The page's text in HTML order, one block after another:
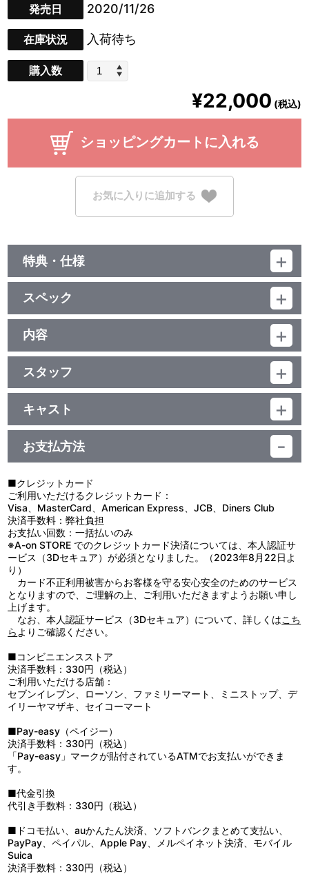
発売日 2020/11/26
在庫状況 入荷待ち
購入数
¥22,000 (税込)
ショッピングカートに入れる
お気に入りに追加する
特典・仕様
特典
■特典ディスク（Blu-ray）
＜収録内容＞
・「機動戦士ガンダム 光る命Chronicle U.C.」
宇宙世紀を描いたシリーズ全ての映像を、新作パートを交えなが
ら作品の垣根を越えて再構成した映像特典
・ブックレットデジタルアーカイブ（※静止画）
※2008年発売の「機動戦士Ｚガンダム メモリアルボックス
Part.Ⅰ」（BCXA-0126）封入特典の解説書をデジタルアーカイブで
再収録！
映像特典
ノンクレジットオープニング①、ノンクレジットエンディング
他、仕様
・特製収納ケース
作品ごとに舞台となる宇宙世紀の年号が入っている統一感のある
デザイン仕様です。
スペック
品番：BCXA-1481
ジャンル：TVアニメ
本編ディスク：［本編６０５分＋特典３分］＋特典ディスク：４４
分
本編ﾃﾞｨｽｸ：ﾘﾆｱPCM(ﾓﾉﾗﾙ)／AVC／BD50G×5枚／4:3<1080p High
Definition>／日本語･英語･中国語繁体字(台湾･香港)･中国語簡体字
字幕付(ON･OFF可能)
特典ﾃﾞｨｽｸ：ﾘﾆｱPCM(ｽﾃﾚｵ)／AVC／BD25G×1枚／16:9<1080p
High Definition>／日本語･英語･中国語繁体字(台湾･香港)･中国語簡
体字字幕付(ON･OFF可能)／カラー／確652分／2巻
内容
制作年度：1985年
【25話収録】
第1話「黒いガンダム」／第2話「旅立ち」／第3話「カプセルの
中」／第4話「エマの脱走」
第5話「父と子と…」／第6話「地球圏へ」／第7話「サイド１の脱
出」／第8話「月の裏側」
第9話「新しい絆」／第10話「再会」／第11話「大気圏突入」／第
12話「ジャブローの風」
の出撃」／第16話「白い闇を抜けて」
第17話「ホンコン・シティ」／第18話「とらわれたミライ」／第19
話「シンデレラ・フォウ」／第20話「灼熱の脱出」
第21話「ゼータの鼓動」／第22話「シロッコの眼」／第23話「ム
ーン・アタック」／第24話「反撃」
第25話「コロニーが落ちる日」
ジオン公国との一年戦争から7年。新たな戦乱が宇宙に起きよう
としていた。連邦軍のエリート集団ティターンズがスペースノイド
を抑圧しようとしていたのだ。
スタッフ
企画：日本サンライズ（現：サンライズ）／原案：矢立 肇／原作・
総監督：富野由悠季／ キャラクターデザイン：安彦良和／メカニカ
ルデザイン：大河原邦男・藤田一己／デザインワークス：永野 護／
音楽：三枝成章（現：三枝成彰）／美術：東 潤一／色彩設定：高島
清子／撮影監督：斉藤秋男／編集：布施由美子／音響監督：藤野貞
義／音響制作：千田啓子／制作：名古屋テレビ・創通エージェンシ
キャスト
カミーユ：飛田展男／シャア：池田秀一／ファ：松岡ミユキ／エ
マ：岡本麻弥／ブライト：鈴置洋孝／ジェリド：井上和彦／バス
ク：郷里大輔／レコア：勝生真沙子／フォウ：島津冴子／ロザミ
チカ：川村万梨阿／カイ：古谷登志夫／ナレーター：小杉十郎太
他
お支払方法
■クレジットカード
ご利用いただけるクレジットカード：
Visa、MasterCard、American Express、JCB、Diners Club
決済手数料：弊社負担
お支払い回数：一括払いのみ
※A-on STORE でのクレジットカード決済については、本人認証サ
ービス（3Dセキュア）が必須となりました。（2023年8月22日よ
り）
カード不正利用被害からお客様を守る安心安全のためのサービス
となりますので、ご理解の上、ご利用いただきますようお願い申し
上げます。
なお、本人認証サービス（3Dセキュア）について、詳しくはこち
ら よりご確認ください。
■コンビニエンスストア
決済手数料：330円（税込）
ご利用いただける店舗：
セブンイレブン、ローソン、ファミリーマート、ミニストップ、デ
イリーヤマザキ、セイコーマート
■Pay-easy（ペイジー）
決済手数料：330円（税込）
「Pay-easy」マークが貼付されているATMでお支払いができま
す。
■代金引換
代引き手数料：330円（税込）
■ドコモ払い、auかんたん決済、ソフトバンクまとめて支払い、
PayPay、ペイパル、Apple Pay、メルペイネット決済、モバイル
Suica
決済手数料：330円（税込）